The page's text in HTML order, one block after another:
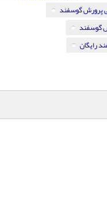
پرورش گوسفند
گوسفند
رایگان